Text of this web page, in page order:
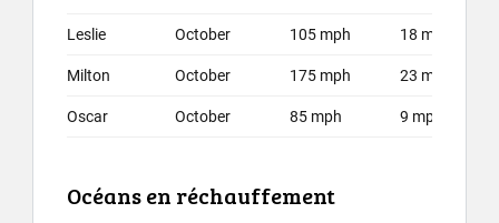
Océans en réchauffement